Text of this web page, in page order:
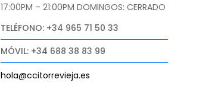
17:00PM – 21:00PM DOMINGOS: CERRADO
TELÉFONO: +34 965 71 50 33
MÓVIL: +34 688 38 83 99
hola@ccitorrevieja.es